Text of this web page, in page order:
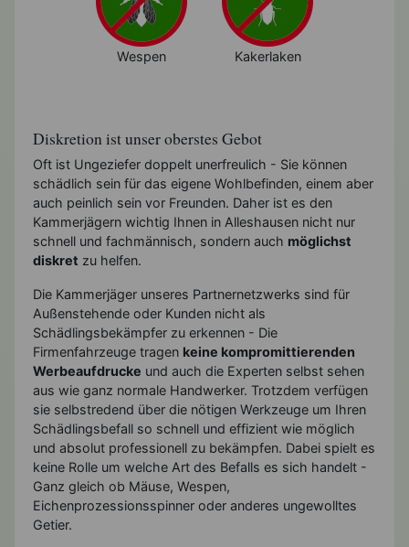
Wespen Kakerlaken
Diskretion ist unser oberstes Gebot
Oft ist Ungeziefer doppelt unerfreulich - Sie können
schädlich sein für das eigene Wohlbefinden, einem aber
auch peinlich sein vor Freunden. Daher ist es den
Kammerjägern wichtig Ihnen in Alleshausen nicht nur
schnell und fachmännisch, sondern auch möglichst
diskret zu helfen.
Die Kammerjäger unseres Partnernetzwerks sind für
Außenstehende oder Kunden nicht als
Schädlingsbekämpfer zu erkennen - Die
Firmenfahrzeuge tragen keine kompromittierenden
Werbeaufdrucke und auch die Experten selbst sehen
aus wie ganz normale Handwerker. Trotzdem verfügen
sie selbstredend über die nötigen Werkzeuge um Ihren
Schädlingsbefall so schnell und effizient wie möglich
und absolut professionell zu bekämpfen. Dabei spielt es
keine Rolle um welche Art des Befalls es sich handelt -
Ganz gleich ob Mäuse, Wespen,
Eichenprozessionsspinner oder anderes ungewolltes
Getier.